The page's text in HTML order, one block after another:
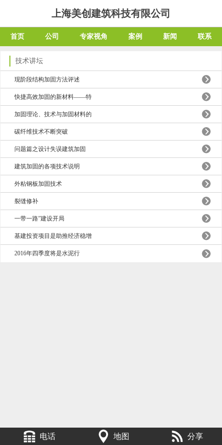
上海美创建筑科技有限公司
首页 公司 专家视角 案例 新闻 联系
技术讲坛
现阶段结构加固方法评述
快捷高效加固的新材料——特
加固理论、技术与加固材料的
碳纤维技术不断突破
问题篇之设计失误建筑加固
建筑加固的各项技术说明
外粘钢板加固技术
裂缝修补
一带一路”建设开局
基建投资项目是助推经济稳增
2016年四季度将是水泥行
电话 地图 分享